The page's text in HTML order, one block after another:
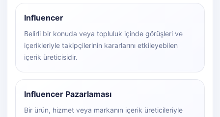
Influencer
Belirli bir konuda veya topluluk içinde görüşleri ve
içerikleriyle takipçilerinin kararlarını etkileyebilen
içerik üreticisidir.
Influencer Pazarlaması
Bir ürün, hizmet veya markanın içerik üreticileriyle